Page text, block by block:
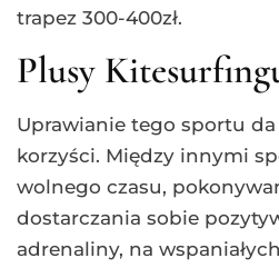
trapez 300-400zł.
Plusy
Uprawianie tego sportu
korzyści. Między innymi
wolnego czasu,
dostarczania sobie
adrenaliny, na